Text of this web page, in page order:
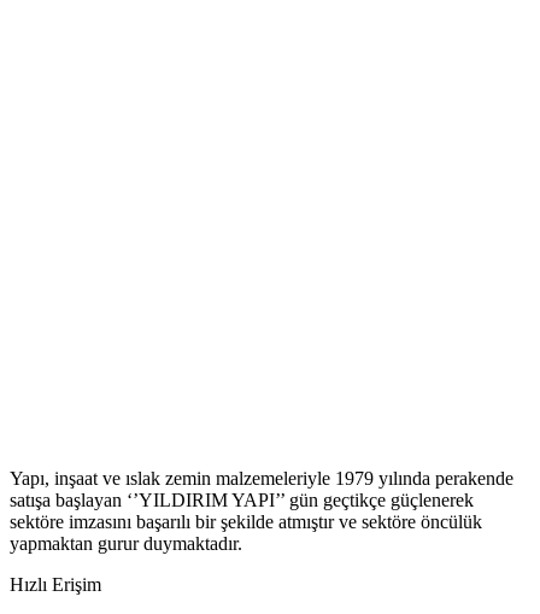
Yapı, inşaat ve ıslak zemin malzemeleriyle 1979 yılında perakende
satışa başlayan ‘’YILDIRIM YAPI’’ gün geçtikçe güçlenerek
sektöre imzasını başarılı bir şekilde atmıştır ve sektöre öncülük
yapmaktan gurur duymaktadır.
Hızlı Erişim